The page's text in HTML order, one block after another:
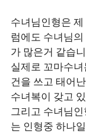
수녀님인형은
럼에도 수녀님
가 많은거 같습
실제로 꼬마수
건을 쓰고 태어
수녀복이 갖고
그리고 수녀님
는 인형중 하나